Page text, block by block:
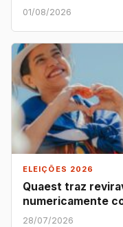
01/08/2026
ELEIÇÕES 2026
Quaest traz
numericamente
28/07/2026